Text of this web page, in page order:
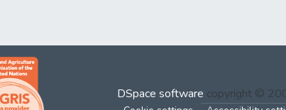
DSpace software copyright ©